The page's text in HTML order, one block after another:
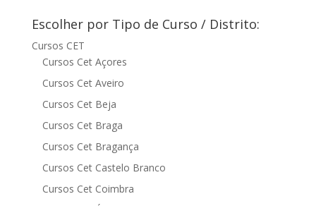
Escolher por Tipo de Curso / Distrito:
Cursos CET
Cursos Cet Açores
Cursos Cet Aveiro
Cursos Cet Beja
Cursos Cet Braga
Cursos Cet Bragança
Cursos Cet Castelo Branco
Cursos Cet Coimbra